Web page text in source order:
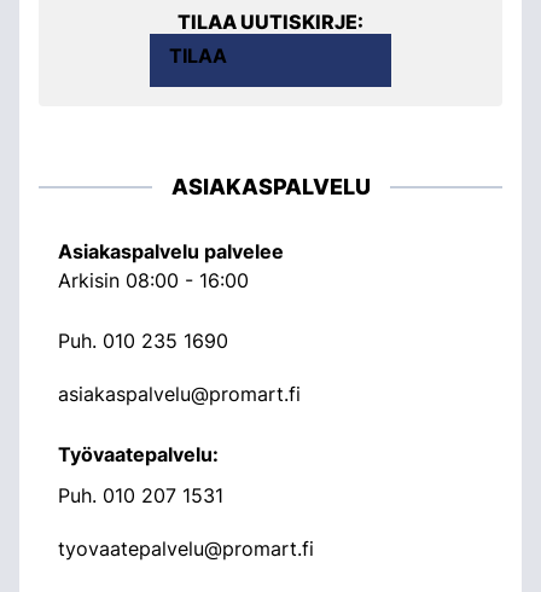
TILAA UUTISKIRJE:
TILAA
ASIAKASPALVELU
Asiakaspalvelu palvelee
Arkisin 08:00 - 16:00
Puh. 010 235 1690
asiakaspalvelu@promart.fi
Työvaatepalvelu:
Puh. 010 207 1531
tyovaatepalvelu@promart.fi